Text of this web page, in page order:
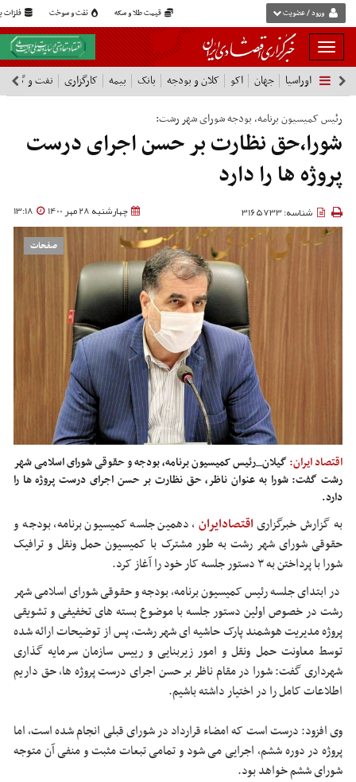
قیمت طلا و سکه نفت و سوخت فلزات ورود / عضویت
بار
و
بسته
نمودن
فهرست
اوراسیا جهان اکو کلان و بودجه بانک بیمه کارگزاری نفت و گاز
رئیس کمیسیون برنامه، بودجه شورای شهر رشت:
شورا،حق نظارت بر حسن اجرای درست
پروژه ها را دارد
چهارشنبه 28 مهر 1400 13:18 شناسه: 3165733
صفحات
اقتصاد ایران:گیلان_رئیس کمیسیون برنامه، بودجه و حقوقی شورای اسلامی شهر
رشت گفت: شورا به عنوان ناظر، حق نظارت بر حسن اجرای درست پروژه ها را
دارد.
به گزارش خبرگزاری اقتصادایران ، دهمین جلسه کمیسیون برنامه، بودجه و
حقوقی شورای شهر رشت به طور مشترک با کمیسیون حمل ونقل و ترافیک
شورا با پرداختن به ۳ دستور جلسه کار خود را آغاز کرد.
در ابتدای جلسه رئیس کمیسیون برنامه، بودجه و حقوقی شورای اسلامی شهر
رشت در خصوص اولین دستور جلسه با موضوع بسته های تخفیفی و تشویقی
پروژه مدیریت هوشمند پارک حاشیه ای شهر رشت، پس از توضیحات ارائه شده
توسط معاونت حمل ونقل و امور زیربنایی و رییس سازمان سرمایه گذاری
شهرداری گفت: شورا در مقام ناظر بر حسن اجرای درست پروژه ها، حق داریم
اطلاعات کامل را در اختیار داشته باشیم.
وی افزود: درست است که امضاء قرارداد در شورای قبلی انجام شده است، اما
پروژه در دوره ششم، اجرایی می شود و تمامی تبعات مثبت و منفی آن متوجه
شورای ششم خواهد بود.